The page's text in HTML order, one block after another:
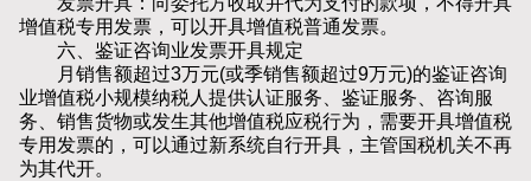
增值税专用发票，可以开具增值税普通发票。
六、鉴证咨询业发票开具规定
月销售额超过3万元(或季销售额超过9万元)的鉴证咨询
业增值税小规模纳税人提供认证服务、鉴证服务、咨询服
务、销售货物或发生其他增值税应税行为，需要开具增值税
专用发票的，可以通过新系统自行开具，主管国税机关不再
为其代开。